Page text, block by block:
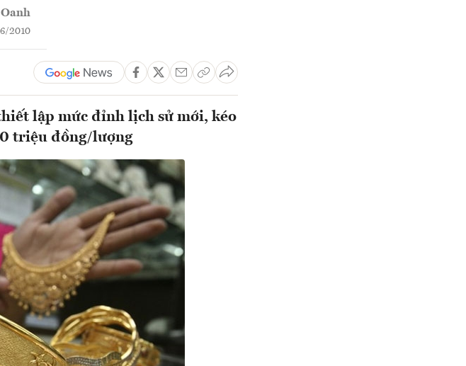
2010
lập mức đỉnh lịch sử mới, kéo
triệu đồng/lượng